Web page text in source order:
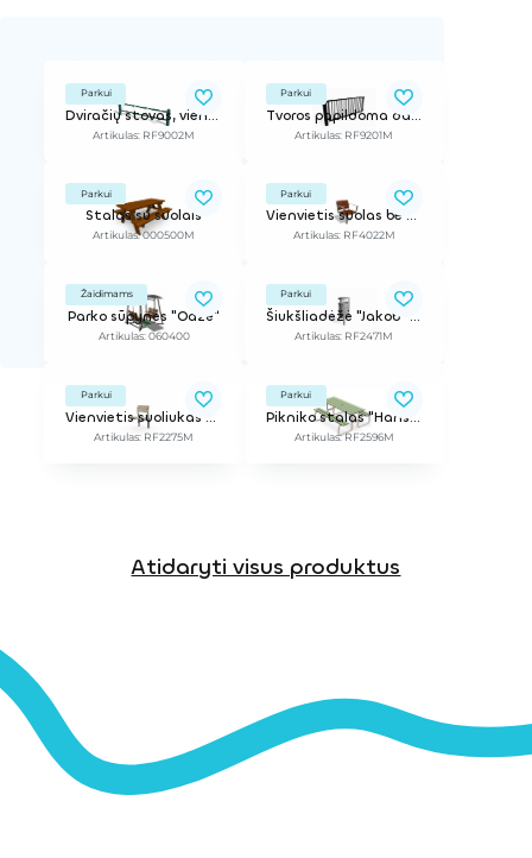
Parkui
Dviračių stovas, vienpusis, h=600m (pagrindinė dalis)
Artikulas: RF9002M
Parkui
Tvoros papildoma dalis, h=900mm
Artikulas: RF9201M
Parkui
Stalas su suolais
Artikulas: 000500M
Parkui
Vienvietis suolas be porankių, be atlošo, betonuojamas į žemę
Artikulas: RF4022M
Žaidimams
Parko sūpynės "Oazė"
Artikulas: 060400
Parkui
Šiukšliadėžė "Jakob" 35L, įbetonuojama
Artikulas: RF2471M
Parkui
Vienvietis suoliukas be porankių
Artikulas: RF2275M
Parkui
Pikniko stalas "Hansa", HPL, 1700mm
Artikulas: RF2596M
Atidaryti visus produktus